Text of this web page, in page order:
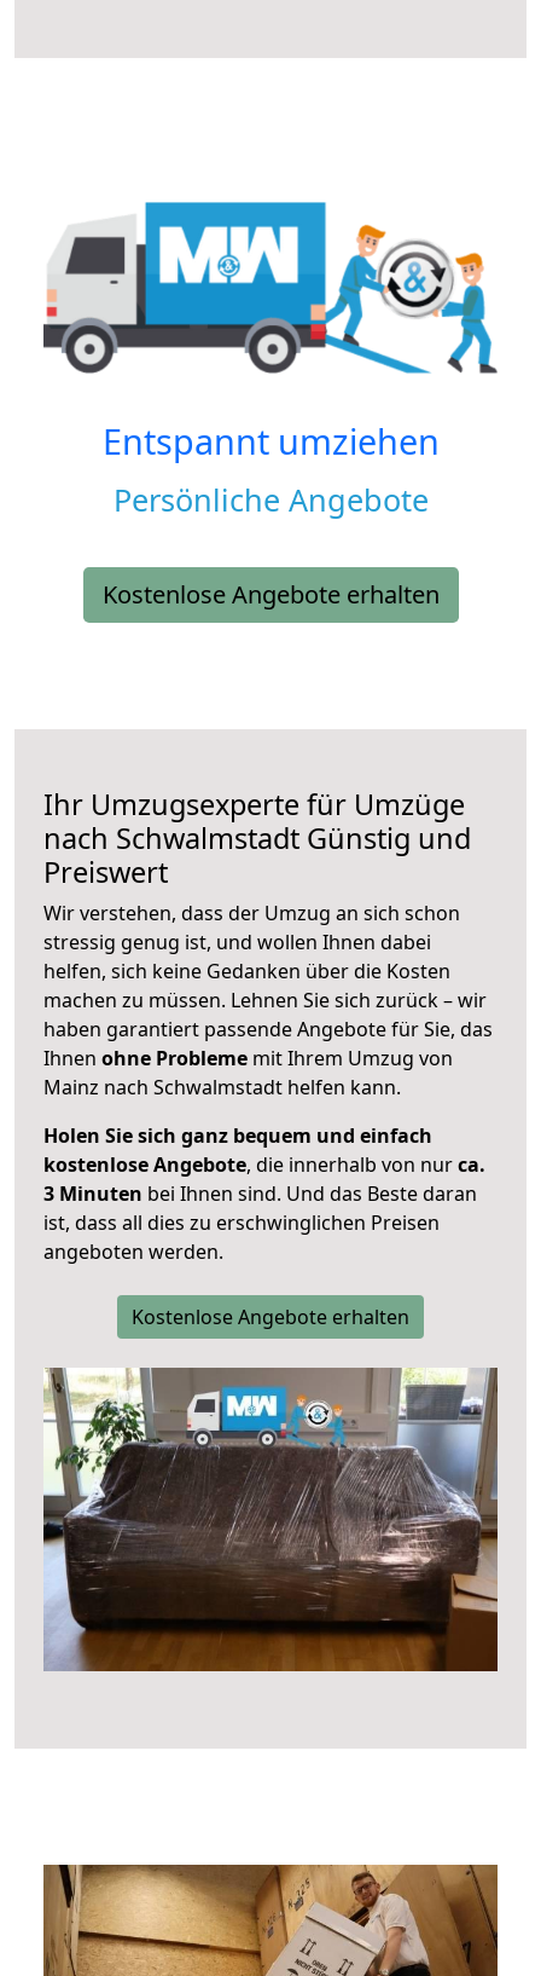
Entspannt umziehen
Persönliche Angebote
Kostenlose Angebote erhalten
Ihr Umzugsexperte für Umzüge
nach Schwalmstadt Günstig und
Preiswert
Wir verstehen, dass der Umzug an sich schon
stressig genug ist, und wollen Ihnen dabei
helfen, sich keine Gedanken über die Kosten
machen zu müssen. Lehnen Sie sich zurück – wir
haben garantiert passende Angebote für Sie, das
Ihnen ohne Probleme mit Ihrem Umzug von
Mainz nach Schwalmstadt helfen kann.
Holen Sie sich ganz bequem und einfach
kostenlose Angebote, die innerhalb von nurca.
3 Minuten bei Ihnen sind. Und das Beste daran
ist, dass all dies zu erschwinglichen Preisen
angeboten werden.
Kostenlose Angebote erhalten